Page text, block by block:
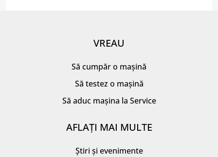
VREAU
Să cumpăr o mașină
Să testez o mașină
Să aduc mașina la Service
AFLAȚI MAI MULTE
Știri și evenimente